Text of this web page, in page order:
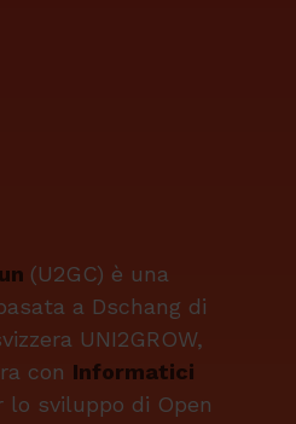
(U2GC) è una
a Dschang di
UNI2GROW,
con Informatici
lo sviluppo di Open